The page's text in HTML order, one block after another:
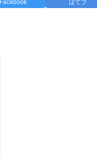
Facebook はてブ